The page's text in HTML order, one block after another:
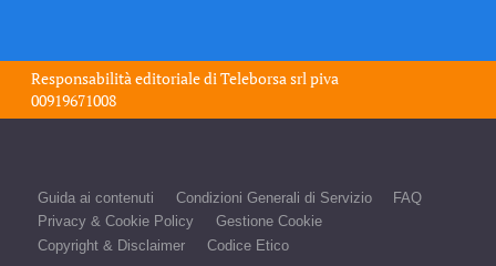
Responsabilità editoriale diTeleborsa srl piva
00919671008
Guida ai contenuti Condizioni Generali di Servizio
FAQ
Privacy & Cookie Policy
Gestione Cookie
Copyright & Disclaimer
Codice Etico